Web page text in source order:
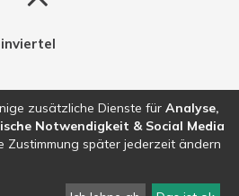
zusätzliche Dienste für Analyse,
Notwendigkeit & Social Media
Zustimmung später jederzeit ändern